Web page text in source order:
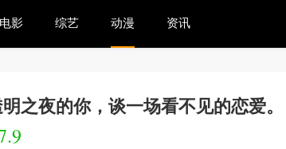
电影 综艺 动漫 资讯
之夜的你，谈一场看不见的恋爱。